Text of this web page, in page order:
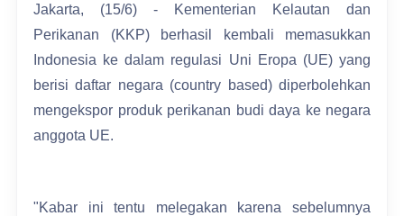
Jakarta, (15/6) - Kementerian Kelautan dan
Perikanan (KKP) berhasil kembali memasukkan
Indonesia ke dalam regulasi Uni Eropa (UE) yang
berisi daftar negara (country based) diperbolehkan
mengekspor produk perikanan budi daya ke negara
anggota UE.
"Kabar ini tentu melegakan karena sebelumnya